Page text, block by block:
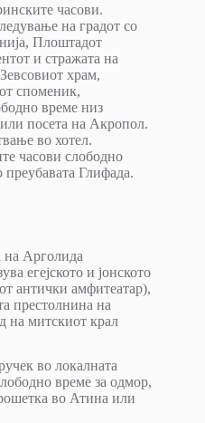
часови.
на градот со
Плоштадот
и стражата на
храм,
споменик,
време низ
посета на Акропол.
во хотел.
часови слободно
Глифада.
на Арголида
егејското и јонското
антички амфитеатар),
престолнина на
на митскиот крал
во локалната
време за одмор,
во Атина или